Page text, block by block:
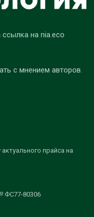
на nia.eco
с мнением авторов.
прайса на
ФС77-80306